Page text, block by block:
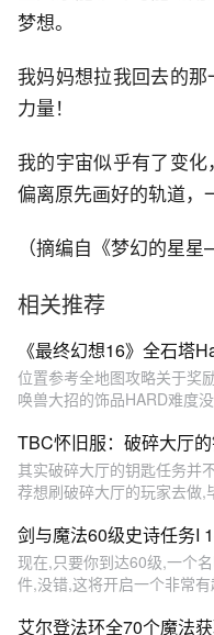
梦想。
我妈妈想拉我回去的
力量！
我的宇宙似乎有了变
偏离原先画好的轨道
（摘编自《梦幻的星
相关推荐
《最终幻想16》全石塔
位置参考全地图攻略关于奖
唤兽大招的饰品HARD难度
TBC怀旧服：破碎大厅
其实破碎大厅的钥匙任务并
荐想刷破碎大厅的玩家去做,
剑与魔法60级史诗任务I
现在,只要你到达60级,一个
件,没错,这将开启一个非常
艾尔登法环全70个魔法